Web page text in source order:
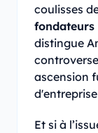
coulisses
fondateurs
distingue
ascension
Et si à